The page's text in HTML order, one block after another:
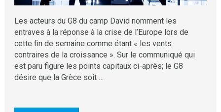
Les acteurs du G8 du camp David nomment les
entraves à la réponse à la crise de l’Europe lors de
cette fin de semaine comme étant « les vents
contraires de la croissance ». Sur le communiqué qui
est paru figure les points capitaux ci-après; le G8
désire que la Grèce soit …